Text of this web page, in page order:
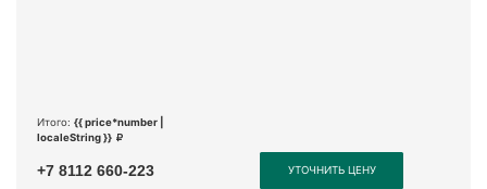
Итого: {{ price*number |
localeString }}
+7 8112 660-223 УТОЧНИТЬ ЦЕНУ